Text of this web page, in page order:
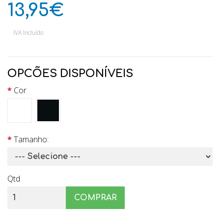
13,95€
IVA Incluído
OPCÕES DISPONÍVEIS
Cor
Tamanho:
Qtd
COMPRAR